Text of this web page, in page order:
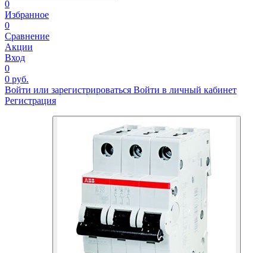
0
Избранное
0
Сравнение
Акции
Вход
0
0 руб.
Войти или зарегистрироваться Войти в личный кабинет
Регистрация